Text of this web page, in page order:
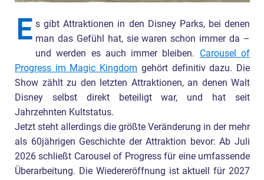
E s gibt Attraktionen in den Disney Parks, bei denen
man das Gefühl hat, sie waren schon immer da –
und werden es auch immer bleiben. Carousel of
Progress im Magic Kingdom gehört definitiv dazu. Die
Show zählt zu den letzten Attraktionen, an denen Walt
Disney selbst direkt beteiligt war, und hat seit
Jahrzehnten Kultstatus.
Jetzt steht allerdings die größte Veränderung in der mehr
als 60jährigen Geschichte der Attraktion bevor: Ab Juli
2026 schließt Carousel of Progress für eine umfassende
Überarbeitung. Die Wiedereröffnung ist aktuell für 2027